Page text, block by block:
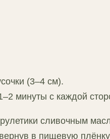
(3–4 см).
минуты с каждой
сливочным
в пищевую